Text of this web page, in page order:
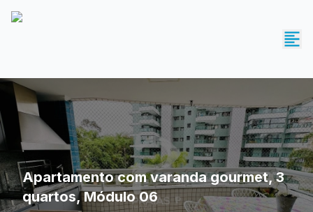
Apartamento com varanda gourmet, 3
quartos, Módulo 06